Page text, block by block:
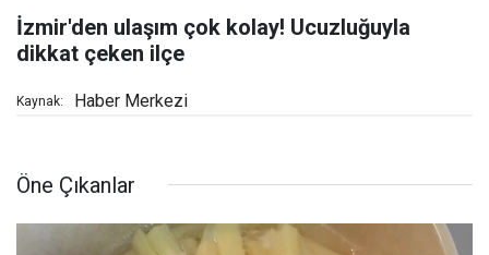
İzmir'den ulaşım çok kolay! Ucuzluğuyla
dikkat çeken ilçe
Kaynak: Haber Merkezi
Öne Çıkanlar